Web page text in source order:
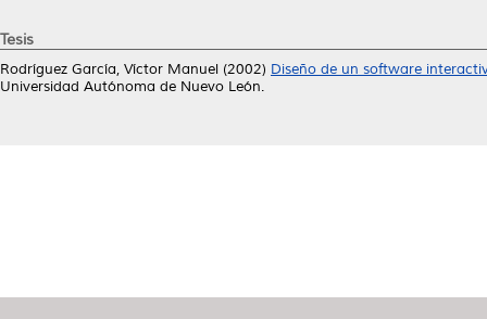
Tesis
Rodríguez García, Víctor Manuel (2002) Diseño de un software
Universidad Autónoma de Nuevo León.